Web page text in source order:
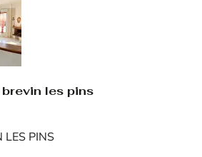
les pins
LES PINS